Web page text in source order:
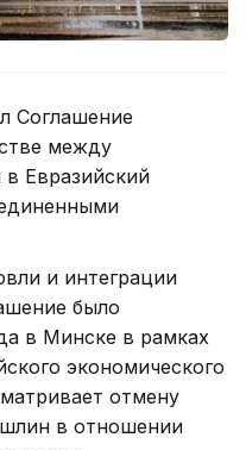
Соглашение
между
Евразийский
и интеграции
было
в Минске в рамках
экономического
отмену
в отношении